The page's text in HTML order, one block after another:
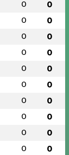
0 0
0 0
0 0
0 0
0 0
0 0
0 0
0 0
0 0
0 0